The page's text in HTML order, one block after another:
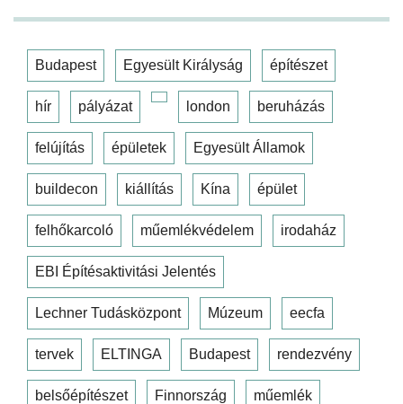
Budapest Egyesült Királyság építészet
hír pályázat london beruházás
felújítás épületek Egyesült Államok
buildecon kiállítás Kína épület
felhőkarcoló műemlékvédelem irodaház
EBI Építésaktivitási Jelentés
Lechner Tudásközpont Múzeum eecfa
tervek ELTINGA Budapest rendezvény
belsőépítészet Finnország műemlék